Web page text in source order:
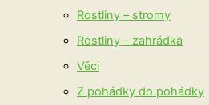
Rostliny – stromy
Rostliny – zahrádka
Věci
Z pohádky do pohádky